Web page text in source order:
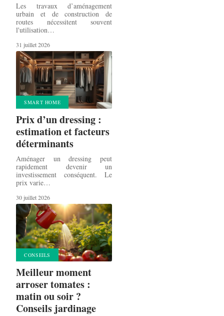
Les travaux d’aménagement
urbain et de construction de
routes nécessitent souvent
l'utilisation…
31 juillet 2026
SMART HOME
Prix d’un dressing :
estimation et facteurs
déterminants
Aménager un dressing peut
rapidement devenir un
investissement conséquent. Le
prix varie…
30 juillet 2026
CONSEILS
Meilleur moment
arroser tomates :
matin ou soir ?
Conseils jardinage